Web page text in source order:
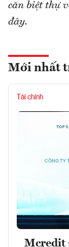
căn biệt thự
đây.
Mới nhất
Tài chính
Mcredit